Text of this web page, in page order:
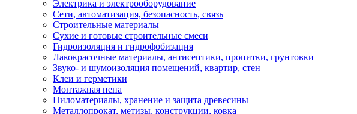
Электрика и электрооборудование
Сети, автоматизация, безопасность, связь
Строительные материалы
Сухие и готовые строительные смеси
Гидроизоляция и гидрофобизация
Лакокрасочные материалы, антисептики, пропитки, грунтовки
Звуко- и шумоизоляция помещений, квартир, стен
Клеи и герметики
Монтажная пена
Пиломатериалы, хранение и защита древесины
Металлопрокат, метизы, конструкции, ковка